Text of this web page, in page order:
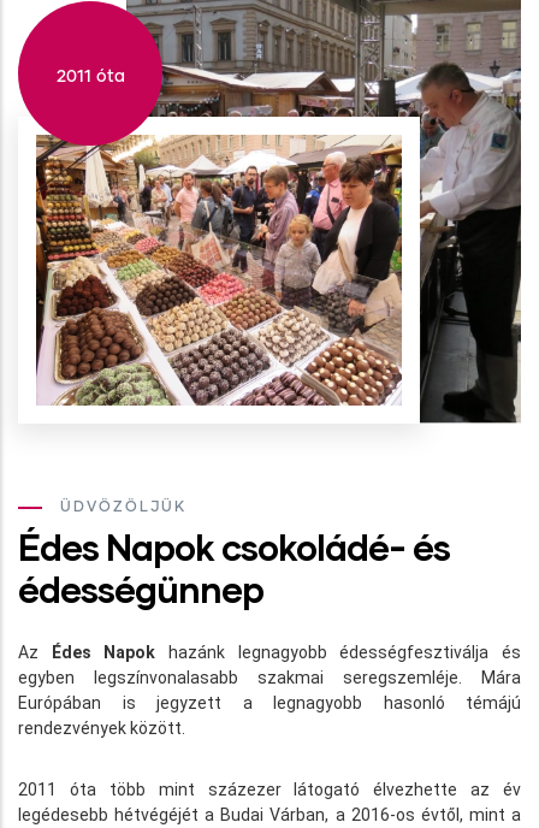
2011 óta
ÜDVÖZÖLJÜK
Édes Napok csokoládé- és
édességünnep
Az Édes Napok hazánk legnagyobb édességfesztiválja és
egyben legszínvonalasabb szakmai seregszemléje. Mára
Európában is jegyzett a legnagyobb hasonló témájú
rendezvények között.
2011 óta több mint százezer látogató élvezhette az év
legédesebb hétvégéjét a Budai Várban, a 2016-os évtől, mint a